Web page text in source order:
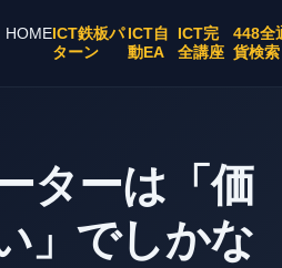
HOMEICT鉄板パ
ターン
ICT自
動EA
ICT完
全講座
448全
貨検索
ターは「価
」でしかな